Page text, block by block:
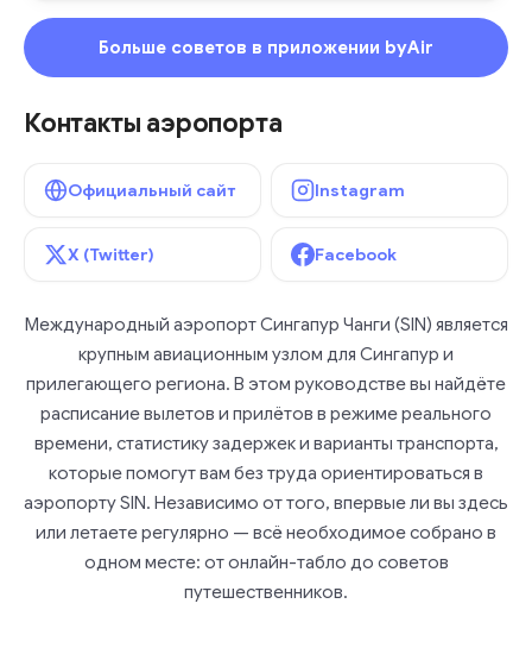
Больше советов в приложении byAir
Контакты аэропорта
Официальный сайт Instagram
X (Twitter) Facebook
Международный аэропорт Сингапур Чанги (SIN) является
крупным авиационным узлом для Сингапур и
прилегающего региона. В этом руководстве вы найдёте
расписание вылетов и прилётов в режиме реального
времени, статистику задержек и варианты транспорта,
которые помогут вам без труда ориентироваться в
аэропорту SIN. Независимо от того, впервые ли вы здесь
или летаете регулярно — всё необходимое собрано в
одном месте: от онлайн-табло до советов
путешественников.